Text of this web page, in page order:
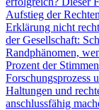
Aufstieg der
Erklärung nicht
der Gesellschaft:
Randphänomen,
Prozent der
Forschungsprozess
Haltungen und
anschlussfähig